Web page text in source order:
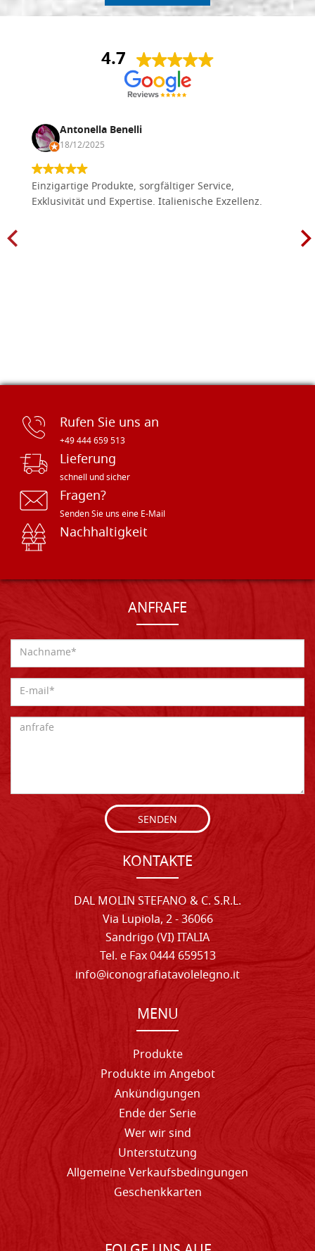
4.7
Antonella Benelli
18/12/2025
Einzigartige Produkte, sorgfältiger Service,
Exklusivität und Expertise. Italienische Exzellenz.
Rufen Sie uns an
+49 444 659 513
Lieferung
schnell und sicher
Fragen?
Senden Sie uns eine E-Mail
Nachhaltigkeit
ANFRAFE
SENDEN
KONTAKTE
DAL MOLIN STEFANO & C. S.R.L.
Via Lupiola, 2 - 36066
Sandrigo (VI) ITALIA
Tel. e Fax 0444 659513
info@iconografiatavolelegno.it
MENU
Produkte
Produkte im Angebot
Ankündigungen
Ende der Serie
Wer wir sind
Unterstutzung
Allgemeine Verkaufsbedingungen
Geschenkkarten